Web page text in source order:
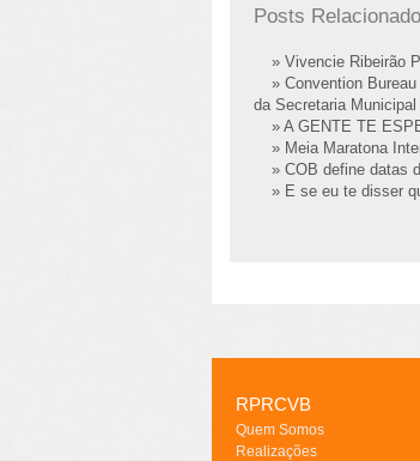
Posts
» Vivencie Ribeirão
» Convention
da Secretaria
» A GENTE TE
» Meia Maratona
» COB define datas
» E se eu te disser
RPRCVB
Quem Somos
Realizações